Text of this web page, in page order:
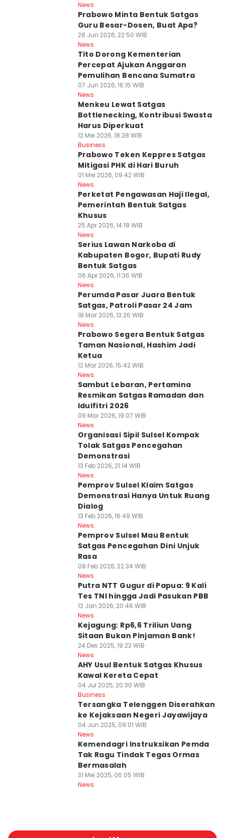
News
Prabowo Minta Bentuk Satgas
Guru Besar-Dosen, Buat Apa?
28 Jun 2026, 22:50 WIB
News
Tito Dorong Kementerian
Percepat Ajukan Anggaran
Pemulihan Bencana Sumatra
07 Jun 2026, 16:15 WIB
News
Menkeu Lewat Satgas
Bottlenecking, Kontribusi Swasta
Harus Diperkuat
12 Mei 2026, 18:28 WIB
Business
Prabowo Teken Keppres Satgas
Mitigasi PHK di Hari Buruh
01 Mei 2026, 09:42 WIB
News
Perketat Pengawasan Haji Ilegal,
Pemerintah Bentuk Satgas
Khusus
25 Apr 2026, 14:18 WIB
News
Serius Lawan Narkoba di
Kabupaten Bogor, Bupati Rudy
Bentuk Satgas
06 Apr 2026, 11:36 WIB
News
Perumda Pasar Juara Bentuk
Satgas, Patroli Pasar 24 Jam
18 Mar 2026, 13:26 WIB
News
Prabowo Segera Bentuk Satgas
Taman Nasional, Hashim Jadi
Ketua
12 Mar 2026, 15:42 WIB
News
Sambut Lebaran, Pertamina
Resmikan Satgas Ramadan dan
Idulfitri 2026
09 Mar 2026, 19:07 WIB
News
Organisasi Sipil Sulsel Kompak
Tolak Satgas Pencegahan
Demonstrasi
13 Feb 2026, 21:14 WIB
News
Pemprov Sulsel Klaim Satgas
Demonstrasi Hanya Untuk Ruang
Dialog
13 Feb 2026, 16:49 WIB
News
Pemprov Sulsel Mau Bentuk
Satgas Pencegahan Dini Unjuk
Rasa
09 Feb 2026, 22:34 WIB
News
Putra NTT Gugur di Papua: 9 Kali
Tes TNI hingga Jadi Pasukan PBB
13 Jan 2026, 20:46 WIB
News
Kejagung: Rp6,6 Triliun Uang
Sitaan Bukan Pinjaman Bank!
24 Des 2025, 19:23 WIB
News
AHY Usul Bentuk Satgas Khusus
Kawal Kereta Cepat
04 Jul 2025, 20:30 WIB
Business
Tersangka Telenggen Diserahkan
ke Kejaksaan Negeri Jayawijaya
04 Jun 2025, 09:01 WIB
News
Kemendagri Instruksikan Pemda
Tak Ragu Tindak Tegas Ormas
Bermasalah
31 Mei 2025, 06:05 WIB
News